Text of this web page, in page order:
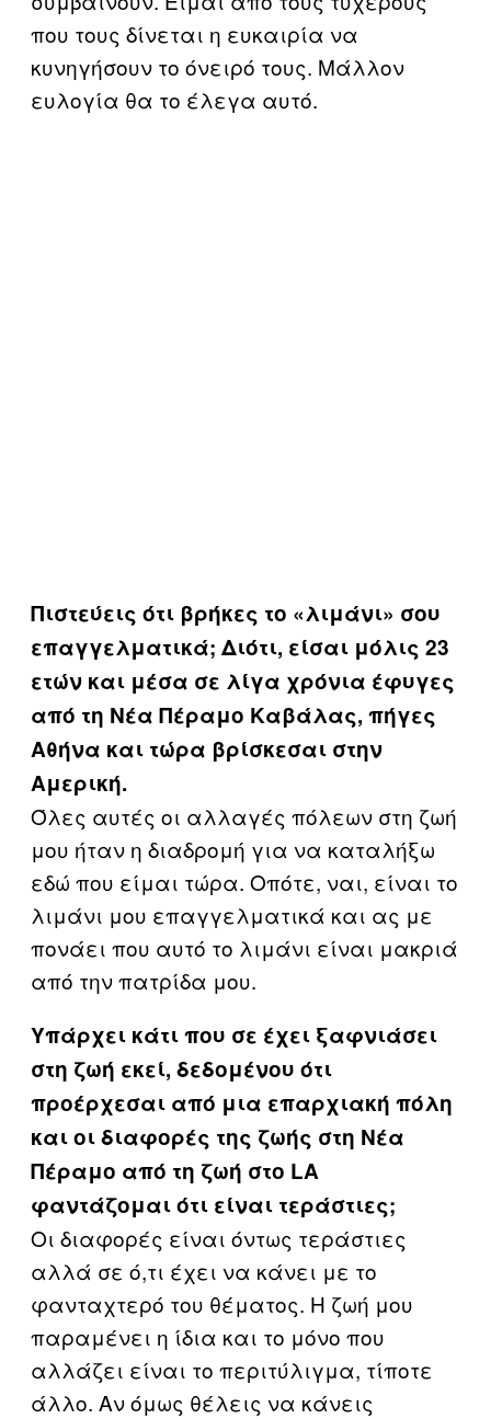
που τους δίνεται η ευκαιρία να
κυνηγήσουν το όνειρό τους. Μάλλον
ευλογία θα το έλεγα αυτό.
Πιστεύεις ότι βρήκες το «λιμάνι» σου
επαγγελματικά; Διότι, είσαι μόλις 23
ετών και μέσα σε λίγα χρόνια έφυγες
από τη Νέα Πέραμο Καβάλας, πήγες
Αθήνα και τώρα βρίσκεσαι στην
Αμερική.
Όλες αυτές οι αλλαγές πόλεων στη ζωή
μου ήταν η διαδρομή για να καταλήξω
εδώ που είμαι τώρα. Οπότε, ναι, είναι το
λιμάνι μου επαγγελματικά και ας με
πονάει που αυτό το λιμάνι είναι μακριά
από την πατρίδα μου.
Υπάρχει κάτι που σε έχει ξαφνιάσει
στη ζωή εκεί, δεδομένου ότι
προέρχεσαι από μια επαρχιακή πόλη
και οι διαφορές της ζωής στη Νέα
Πέραμο από τη ζωή στο LA
φαντάζομαι ότι είναι τεράστιες;
Οι διαφορές είναι όντως τεράστιες
αλλά σε ό,τι έχει να κάνει με το
φανταχτερό του θέματος. Η ζωή μου
παραμένει η ίδια και το μόνο που
αλλάζει είναι το περιτύλιγμα, τίποτε
άλλο. Αν όμως θέλεις να κάνεις